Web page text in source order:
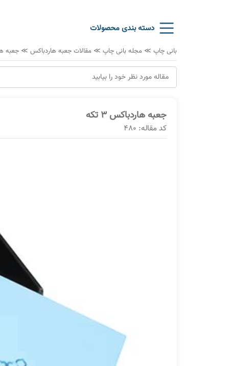
دسته بندی محصولات
بانی چاپ ≫ مجله بانی چاپ ≫ مقالات جعبه هاردباکس ≫ جعبه
جعبه هاردباکس 3 تکه
کد مقاله: 480